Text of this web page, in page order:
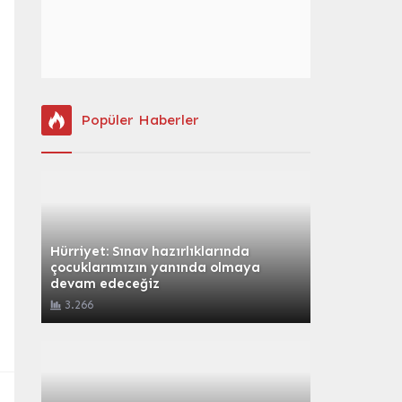
Popüler Haberler
Hürriyet: Sınav hazırlıklarında
çocuklarımızın yanında olmaya
devam edeceğiz
3.266